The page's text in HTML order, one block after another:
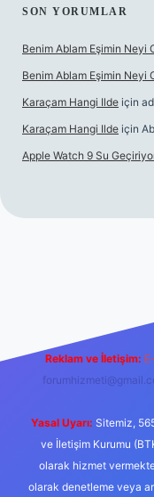
SON YORUMLAR
Benim Ablam Eşimin Neyi
Benim Ablam Eşimin Neyi
Karaçam Hangi Ilde için
Karaçam Hangi Ilde için
Apple Watch 9 Su
Reklam ve İletişim:
Yasal Uyarı: Sitemiz,
ve İletişim Kurumu
olarak hizmet
olarak denetleme veya